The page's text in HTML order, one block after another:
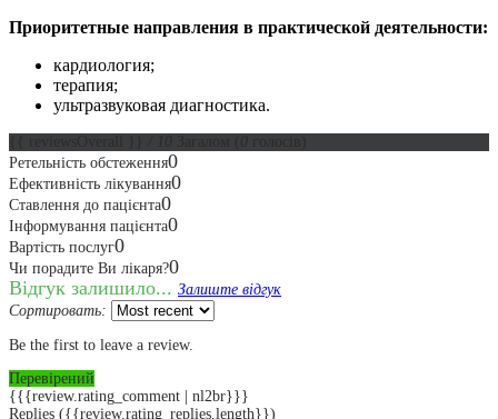
Приоритетные направления в практической деятельности:
кардиология;
терапия;
ультразвуковая диагностика.
Ретельність обстеження0
Ефективність лікування0
Ставлення до пацієнта0
Інформування пацієнта0
Вартість послуг0
Чи порадите Ви лікаря?0
Відгук залишило... Залиште відгук
Сортировать:
Be the first to leave a review.
Перевірений
{{{review.rating_comment | nl2br}}}
Replies ({{review.rating_replies.length}})